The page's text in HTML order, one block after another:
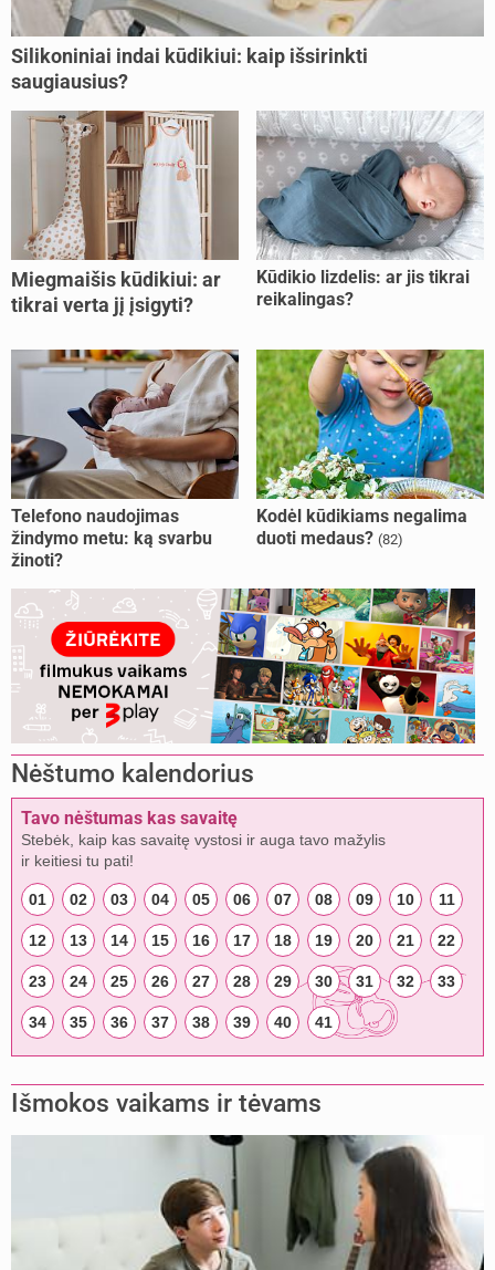
Silikoniniai indai kūdikiui: kaip išsirinkti
saugiausius?
Miegmaišis kūdikiui: ar
tikrai verta jį įsigyti?
Kūdikio lizdelis: ar jis tikrai
reikalingas?
Telefono naudojimas
žindymo metu: ką svarbu
žinoti?
Kodėl kūdikiams negalima
duoti medaus? (82)
Nėštumo kalendorius
Tavo nėštumas kas savaitę
Stebėk, kaip kas savaitę vystosi ir auga tavo mažylis
ir keitiesi tu pati!
01 02 03 04 05 06 07 08 09 10 11
12 13 14 15 16 17 18 19 20 21 22
23 24 25 26 27 28 29 30 31 32 33
34 35 36 37 38 39 40 41
Išmokos vaikams ir tėvams